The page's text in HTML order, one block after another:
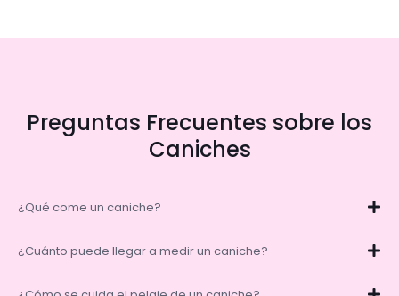
Preguntas Frecuentes sobre los
Caniches
¿Qué come un caniche?
¿Cuánto puede llegar a medir un caniche?